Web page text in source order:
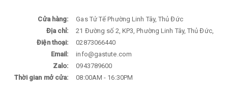
Cửa hàng:
Gas Tử Tế Phường Linh Tây, Thủ Đức
Địa chỉ:
21 Đường số 2, KP3, Phường Linh Tây, Thủ Đức,
Điện thoại:
02873066440
Email:
info@gastute.com
Zalo:
0943789600
Thời gian mở cửa:
08:00AM - 16:30PM